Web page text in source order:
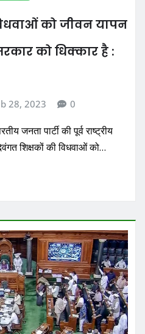
को जीवन यापन
को धिक्कार है :
28, 2023 0
जनता पार्टी की पूर्व राष्ट्रीय
शिक्षकों की विधवाओं को…